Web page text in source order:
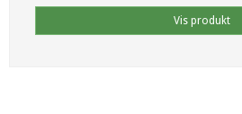
Vis produkt